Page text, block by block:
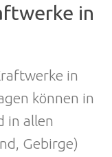
in
in
können in
in allen
Gebirge)